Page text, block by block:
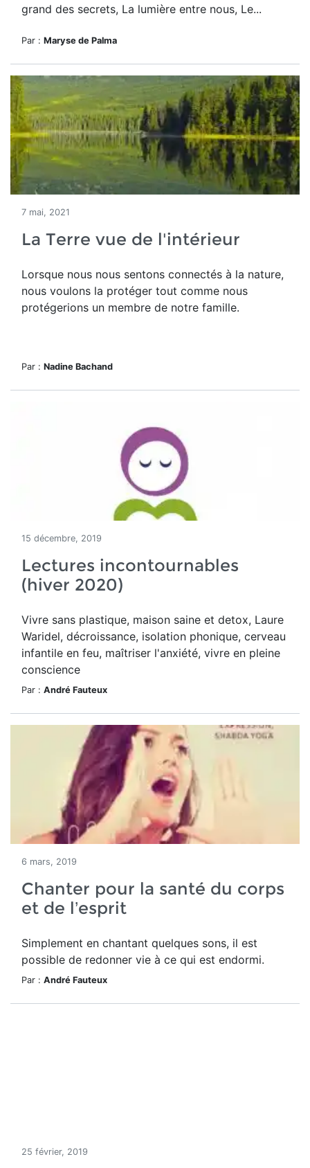
grand des secrets, La lumière entre nous, Le...
Par : Maryse de Palma
7 mai, 2021
La Terre vue de l'intérieur
Lorsque nous nous sentons connectés à la nature,
nous voulons la protéger tout comme nous
protégerions un membre de notre famille.
Par : Nadine Bachand
15 décembre, 2019
Lectures incontournables
(hiver 2020)
Vivre sans plastique, maison saine et detox, Laure
Waridel, décroissance, isolation phonique, cerveau
infantile en feu, maîtriser l'anxiété, vivre en pleine
conscience
Par : André Fauteux
6 mars, 2019
Chanter pour la santé du corps
et de l’esprit
Simplement en chantant quelques sons, il est
possible de redonner vie à ce qui est endormi.
Par : André Fauteux
25 février, 2019